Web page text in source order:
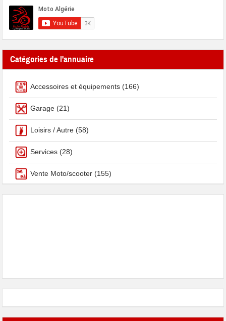
Catégories de l'annuaire
Accessoires et équipements (166)
Garage (21)
Loisirs / Autre (58)
Services (28)
Vente Moto/scooter (155)